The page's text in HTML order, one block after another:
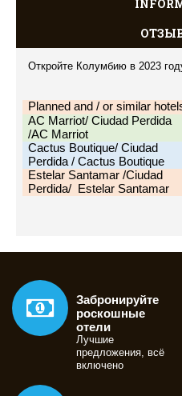
Откройте Колумбию в 2023
Planned and / or similar
AC Marriot/ Ciudad Perdida
/AC Marriot
Cactus Boutique/ Ciudad
Perdida / Cactus Boutique
Estelar Santamar /Ciudad
Perdida/  Estelar Santamar
Забронируйте
роскошные
отели
Лучшие
предложения, всё
включено